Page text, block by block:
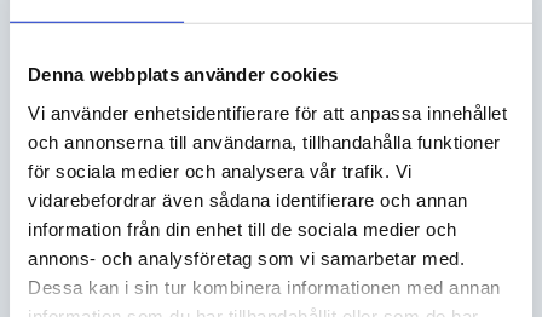
Denna webbplats använder cookies
Vi använder enhetsidentifierare för att anpassa innehållet
och annonserna till användarna, tillhandahålla funktioner
för sociala medier och analysera vår trafik. Vi
vidarebefordrar även sådana identifierare och annan
information från din enhet till de sociala medier och
annons- och analysföretag som vi samarbetar med.
Dessa kan i sin tur kombinera informationen med annan
Email*
Website